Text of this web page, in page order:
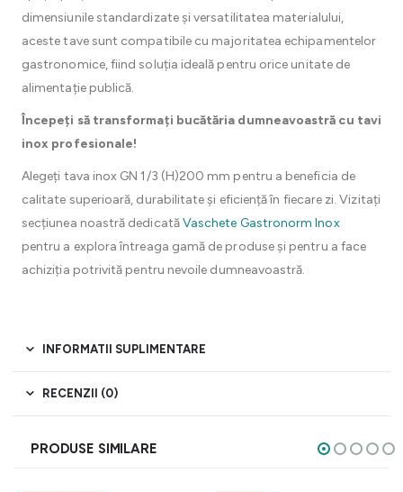
dimensiunile standardizate și versatilitatea materialului,
aceste tave sunt compatibile cu majoritatea echipamentelor
gastronomice, fiind soluția ideală pentru orice unitate de
alimentație publică.
Începeți să transformați bucătăria dumneavoastră cu tavi
inox profesionale!
Alegeți tava inox GN 1/3 (H)200 mm pentru a beneficia de
calitate superioară, durabilitate și eficiență în fiecare zi. Vizitați
secțiunea noastră dedicatăVaschete Gastronorm Inox
pentru a explora întreaga gamă de produse și pentru a face
achiziția potrivită pentru nevoile dumneavoastră.
INFORMATII SUPLIMENTARE
RECENZII (0)
PRODUSE SIMILARE